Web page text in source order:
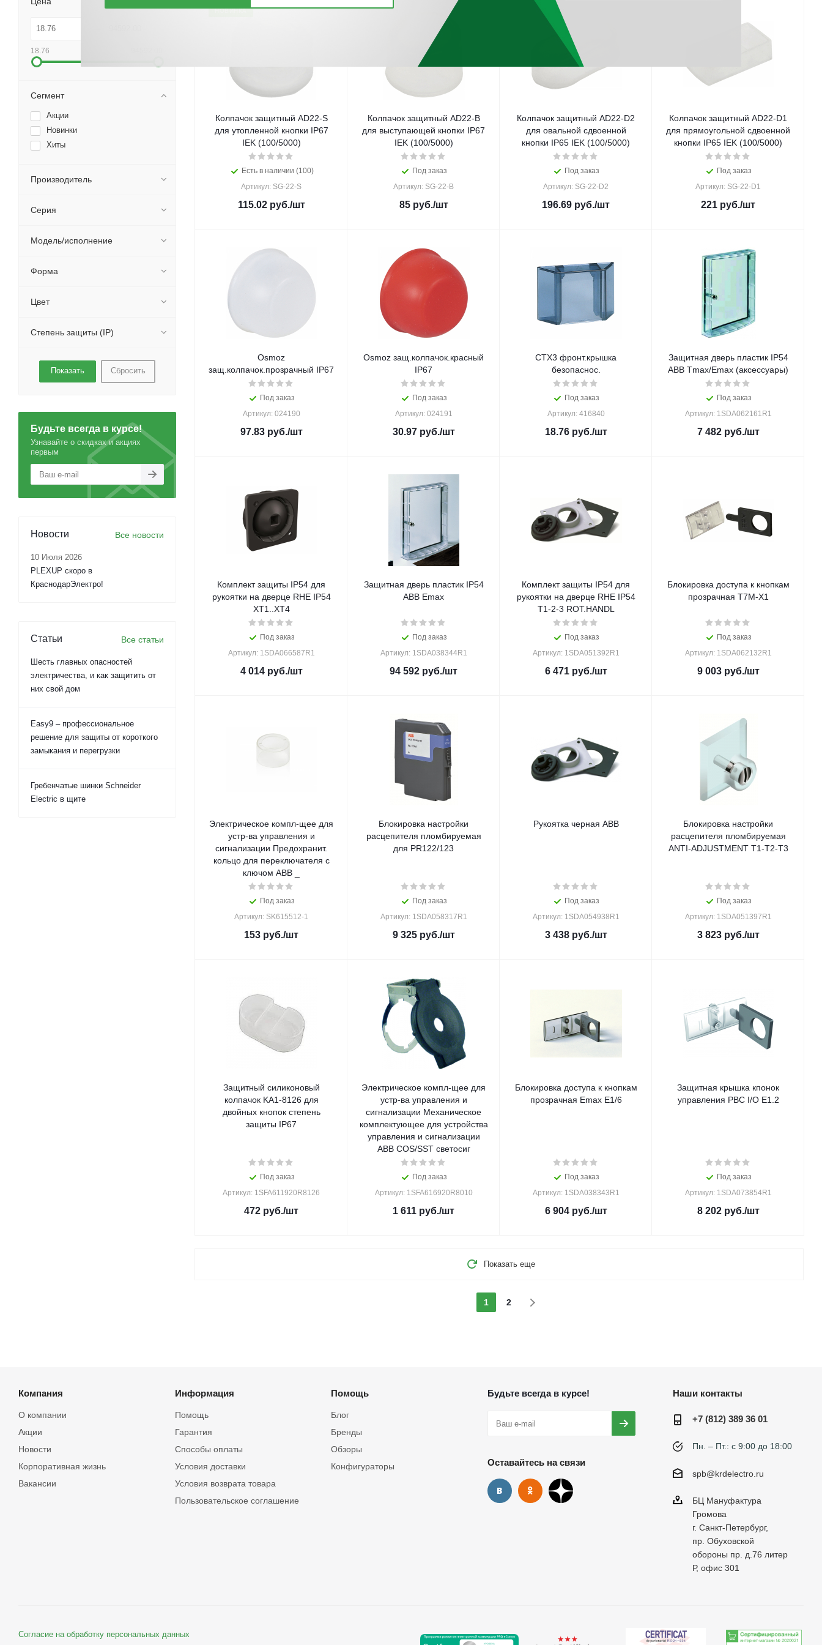
НОВИНКА
Колпачок защитный AD22-S
для утопленной кнопки IP67
IEK (100/5000)
Есть в наличии (100)
Артикул: SG-22-S
115.02руб./шт
Колпачок защитный AD22-B
для выступающей кнопки IP67
IEK (100/5000)
Под заказ
Артикул: SG-22-B
85руб./шт
Колпачок защитный AD22-D2
для овальной сдвоенной
кнопки IP65 IEK (100/5000)
Под заказ
Артикул: SG-22-D2
196.69 руб./шт
Колпачок защитный AD22-D1
для прямоугольной сдвоенной
кнопки IP65 IEK (100/5000)
Под заказ
Артикул: SG-22-D1
221 руб./шт
Osmoz
защ.колпачок.прозрачный IP67
Под заказ
Артикул: 024190
97.83руб./шт
Osmoz защ.колпачок.красный
IP67
Под заказ
Артикул: 024191
30.97руб./шт
CTX3 фронт.крышка
безопаснос.
Под заказ
Артикул: 416840
18.76руб./шт
Защитная дверь пластик IP54
ABB Tmax/Emax (аксессуары)
Под заказ
Артикул: 1SDA062161R1
7 482руб./шт
Комплект защиты IP54 для
рукоятки на дверце RHE IP54
XT1..XT4
Под заказ
Артикул: 1SDA066587R1
4 014руб./шт
Защитная дверь пластик IP54
ABB Emax
Под заказ
Артикул: 1SDA038344R1
94 592 руб./шт
Комплект защиты IP54 для
рукоятки на дверце RHE IP54
T1-2-3 ROT.HANDL
Под заказ
Артикул: 1SDA051392R1
6 471руб./шт
Блокировка доступа к кнопкам
прозрачная T7M-X1
Под заказ
Артикул: 1SDA062132R1
9 003руб./шт
Электрическое компл-щее для
устр-ва управления и
сигнализации Предохранит.
кольцо для переключателя с
ключом ABB _
Под заказ
Артикул: SK615512-1
153 руб./шт
Блокировка настройки
расцепителя пломбируемая
для PR122/123
Под заказ
Артикул: 1SDA058317R1
9 325руб./шт
Рукоятка черная ABB
Под заказ
Артикул: 1SDA054938R1
3 438руб./шт
Блокировка настройки
расцепителя пломбируемая
ANTI-ADJUSTMENT T1-T2-T3
Под заказ
Артикул: 1SDA051397R1
3 823руб./шт
Защитный силиконовый
колпачок KA1-8126 для
двойных кнопок степень
защиты IP67
Под заказ
Артикул: 1SFA611920R8126
472 руб./шт
Электрическое компл-щее для
устр-ва управления и
сигнализации Механическое
комплектующее для устройства
управления и сигнализации
ABB COS/SST светосиг
Под заказ
Артикул: 1SFA616920R8010
1 611 руб./шт
Блокировка доступа к кнопкам
прозрачная Emax E1/6
Под заказ
Артикул: 1SDA038343R1
6 904руб./шт
Защитная крышка кпонок
управления PBC I/O E1.2
Под заказ
Артикул: 1SDA073854R1
8 202руб./шт
Показать еще
1 2
18.76
Сегмент
Акции
Новинки
Хиты
Производитель
Серия
Модель/исполнение
Форма
Цвет
Степень защиты (IP)
Сбросить
Будьте всегда в курсе!
Узнавайте о скидках и акциях
первым
Новости Все новости
10 Июля 2026
PLEXUP скоро в
КраснодарЭлектро!
Статьи Все статьи
Шесть главных опасностей
электричества, и как защитить от
них свой дом
Easy9 – профессиональное
решение для защиты от короткого
замыкания и перегрузки
Гребенчатые шинки Schneider
Electric в щите
Компания
О компании
Акции
Новости
Корпоративная жизнь
Вакансии
Информация
Помощь
Гарантия
Способы оплаты
Условия доставки
Условия возврата товара
Пользовательское соглашение
Помощь
Блог
Бренды
Обзоры
Конфигураторы
Будьте всегда в курсе!
Оставайтесь на связи
Наши контакты
+7 (812) 389 36 01
Пн. – Пт.: с 9:00 до 18:00
spb@krdelectro.ru
БЦ Мануфактура
Громова
г. Санкт-Петербург,
пр. Обуховской
обороны пр. д.76 литер
Р, офис 301
Согласие на обработку персональных данных